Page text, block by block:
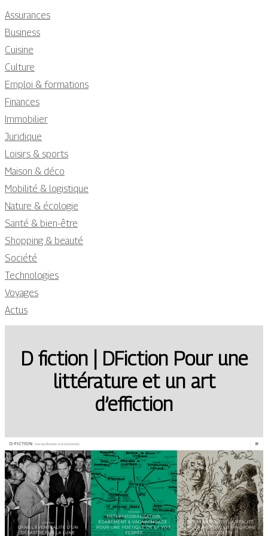
Assurances
Business
Cuisine
Culture
Emploi & formations
Finances
Immobilier
Juridique
Loisirs & sports
Maison & déco
Mobilité & logistique
Nature & écologie
Santé & bien-être
Shopping & beauté
Société
Technologies
Voyages
Actus
D fiction | DFiction Pour une
littérature et un art
d’effiction